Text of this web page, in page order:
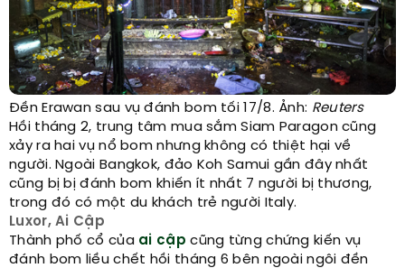
Đền Erawan sau vụ đánh bom tối 17/8. Ảnh: Reuters
Hồi tháng 2, trung tâm mua sắm Siam Paragon cũng
xảy ra hai vụ nổ bom nhưng không có thiệt hại về
người. Ngoài Bangkok, đảo Koh Samui gần đây nhất
cũng bị bị đánh bom khiến ít nhất 7 người bị thương,
trong đó có một du khách trẻ người Italy.
Luxor, Ai Cập
Thành phố cổ của ai cập cũng từng chứng kiến vụ
đánh bom liều chết hồi tháng 6 bên ngoài ngôi đền